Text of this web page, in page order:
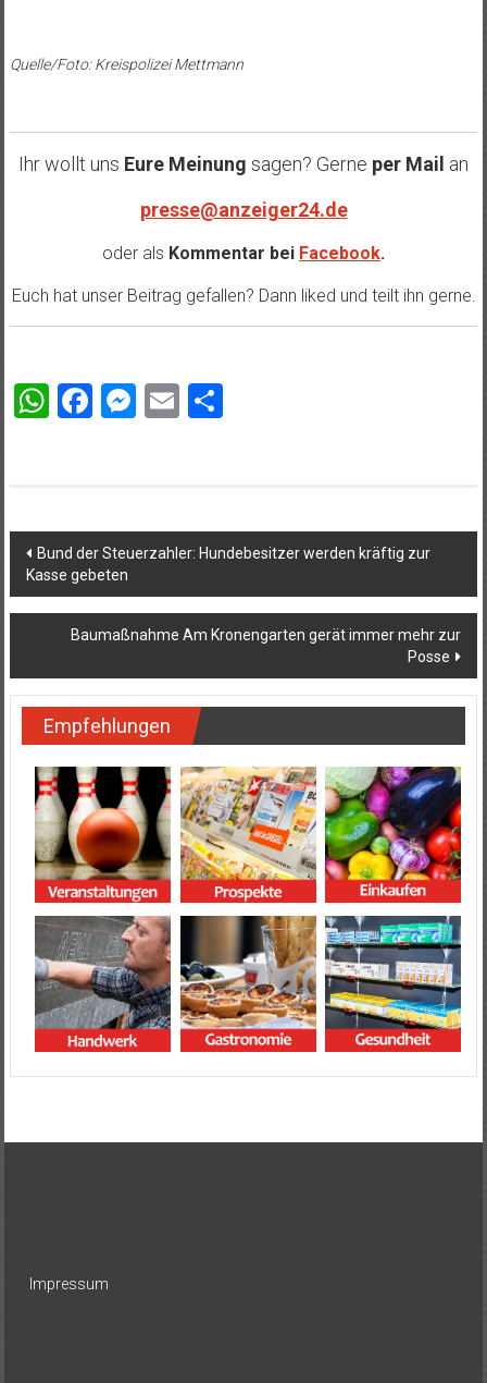
Quelle/Foto: Kreispolizei Mettmann
Ihr wollt uns Eure Meinung sagen? Gerne per Mail an
presse@anzeiger24.de
oder als Kommentar bei Facebook.
Euch hat unser Beitrag gefallen? Dann liked und teilt ihn gerne.
WhatsApp
Facebook
Messenger
EmailTeilen
Beitragsnavigation
Bund der Steuerzahler: Hundebesitzer werden kräftig zur
Kasse gebeten
Baumaßnahme Am Kronengarten gerät immer mehr zur
Posse
Empfehlungen
Impressum